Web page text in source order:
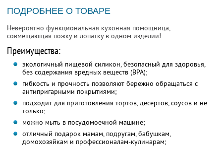
ПОДРОБНЕЕ О ТОВАРЕ
Невероятно функциональная кухонная помощница,
совмещающая ложку и лопатку в одном изделии!
Преимущества:
экологичный пищевой силикон, безопасный для здоровья,
без содержания вредных веществ (BPA);
гибкость и прочность позволяют бережно обращаться с
антипригарными покрытиями;
подходит для приготовления тортов, десертов, соусов и не
только;
можно мыть в посудомоечной машине;
отличный подарок мамам, подругам, бабушкам,
домохозяйкам и профессионалам-кулинарам;